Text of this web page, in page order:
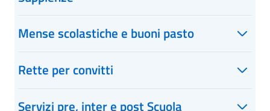
Mense scolastiche e buoni pasto
Rette per convitti
Servizi pre, inter e post Scuola